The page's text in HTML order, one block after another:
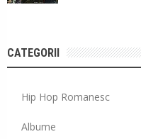
CATEGORII
Hip Hop Romanesc
Albume